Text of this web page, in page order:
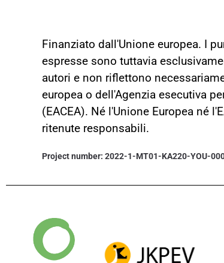
Finanziato dall'Unione europea. I
espresse sono tuttavia
autori e non riflettono
europea o dell'Agenzia esecutiva
(EACEA). Né l'Unione Europea né
ritenute responsabili.
Project number: 2022-1-MT01-KA220-YOU-